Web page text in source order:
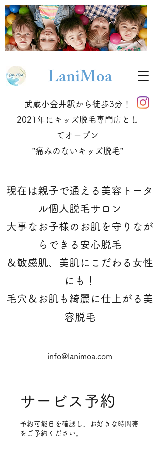
武蔵小金井駅から徒歩3分！
2021年にキッズ脱毛専門店とし
てオープン
​”痛みのないキッズ脱毛”
LaniMoa
現在は親子で通える美容トータ
ル個人脱毛サロン
大事なお子様のお肌を守りなが
らできる安心脱毛
＆敏感肌、美肌にこだわる女性
にも！
​毛穴＆お肌も綺麗に仕上がる美
容脱毛
info@lanimoa.com
サービス予約
予約可能日を確認し、お好きな時間帯
をご予約ください。